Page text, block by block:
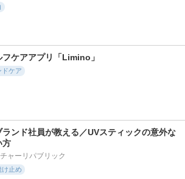
フケアアプリ「Limino」
ドケア
ランド社員が教える／UVスティックの意外な
方
ャーリパブリック
け止め